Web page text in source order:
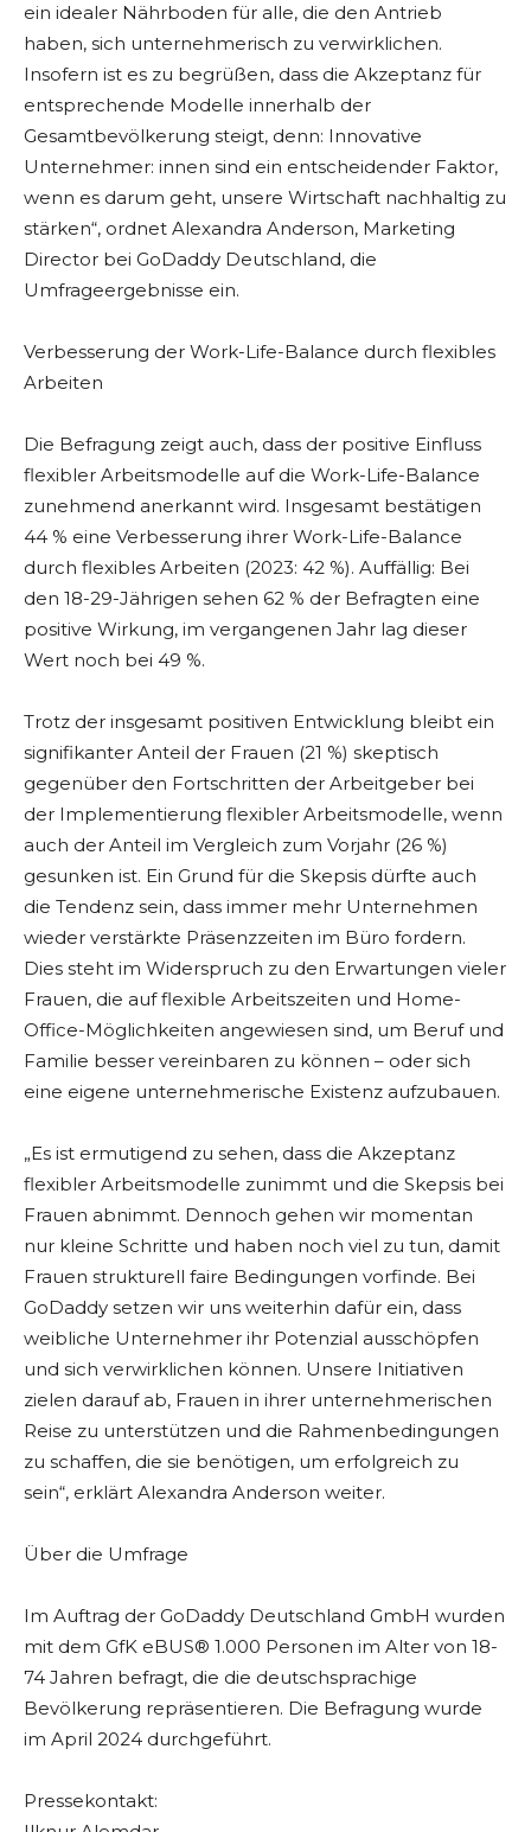
ein idealer Nährboden für alle, die den Antrieb
haben, sich unternehmerisch zu verwirklichen.
Insofern ist es zu begrüßen, dass die Akzeptanz für
entsprechende Modelle innerhalb der
Gesamtbevölkerung steigt, denn: Innovative
Unternehmer: innen sind ein entscheidender Faktor,
wenn es darum geht, unsere Wirtschaft nachhaltig zu
stärken“, ordnet Alexandra Anderson, Marketing
Director bei GoDaddy Deutschland, die
Umfrageergebnisse ein.
Verbesserung der Work-Life-Balance durch flexibles
Arbeiten
Die Befragung zeigt auch, dass der positive Einfluss
flexibler Arbeitsmodelle auf die Work-Life-Balance
zunehmend anerkannt wird. Insgesamt bestätigen
44 % eine Verbesserung ihrer Work-Life-Balance
durch flexibles Arbeiten (2023: 42 %). Auffällig: Bei
den 18-29-Jährigen sehen 62 % der Befragten eine
positive Wirkung, im vergangenen Jahr lag dieser
Wert noch bei 49 %.
Trotz der insgesamt positiven Entwicklung bleibt ein
signifikanter Anteil der Frauen (21 %) skeptisch
gegenüber den Fortschritten der Arbeitgeber bei
der Implementierung flexibler Arbeitsmodelle, wenn
auch der Anteil im Vergleich zum Vorjahr (26 %)
gesunken ist. Ein Grund für die Skepsis dürfte auch
die Tendenz sein, dass immer mehr Unternehmen
wieder verstärkte Präsenzzeiten im Büro fordern.
Dies steht im Widerspruch zu den Erwartungen vieler
Frauen, die auf flexible Arbeitszeiten und Home-
Office-Möglichkeiten angewiesen sind, um Beruf und
Familie besser vereinbaren zu können – oder sich
eine eigene unternehmerische Existenz aufzubauen.
„Es ist ermutigend zu sehen, dass die Akzeptanz
flexibler Arbeitsmodelle zunimmt und die Skepsis bei
Frauen abnimmt. Dennoch gehen wir momentan
nur kleine Schritte und haben noch viel zu tun, damit
Frauen strukturell faire Bedingungen vorfinde. Bei
GoDaddy setzen wir uns weiterhin dafür ein, dass
weibliche Unternehmer ihr Potenzial ausschöpfen
und sich verwirklichen können. Unsere Initiativen
zielen darauf ab, Frauen in ihrer unternehmerischen
Reise zu unterstützen und die Rahmenbedingungen
zu schaffen, die sie benötigen, um erfolgreich zu
sein“, erklärt Alexandra Anderson weiter.
Über die Umfrage
Im Auftrag der GoDaddy Deutschland GmbH wurden
mit dem GfK eBUS® 1.000 Personen im Alter von 18-
74 Jahren befragt, die die deutschsprachige
Bevölkerung repräsentieren. Die Befragung wurde
im April 2024 durchgeführt.
Pressekontakt: